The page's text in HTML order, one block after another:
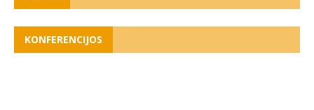
KONFERENCIJOS